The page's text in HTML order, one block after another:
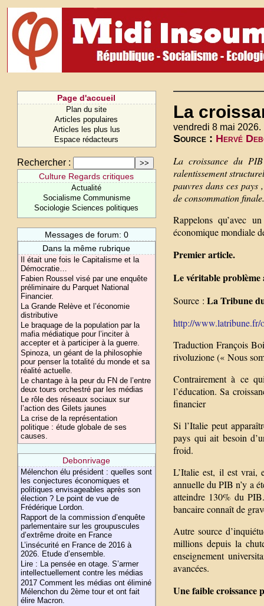
Page d'accueil
Plan du site
Articles populaires
Articles les plus lus
Espace rédacteurs
Rechercher :
Culture Regards critiques
Actualité
Socialisme Communisme
Sociologie Sciences politiques
Messages de forum: 0
Dans la même rubrique
Il était une fois le Capitalisme et la
Démocratie…
Fabien Roussel visé par une enquête
préliminaire du Parquet National
Financier.
La Grande Relève et l’économie
distributive
Le braquage de la population par la
mafia médiatique pour l’inciter à
accepter et à participer à la guerre.
Spinoza, un géant de la philosophie
pour penser la totalité du monde et sa
réalité actuelle.
Le chantage à la peur du FN de l’entre
deux tours orchestré par les médias
Le rôle des réseaux sociaux sur
l’action des Gilets jaunes
La crise de la représentation
politique : étude globale de ses
causes.
Debonrivage
Mélenchon élu président : quelles sont
les conjectures économiques et
politiques envisageables après son
élection ? Le point de vue de
Frédérique Lordon.
Rapport de la commission d’enquête
parlementaire sur les groupuscules
d’extrême droite en France
L’insécurité en France de 2016 à
2026. Etude d’ensemble.
Lire : La pensée en otage. S’armer
intellectuellement contre les médias
2017 Comment les médias ont éliminé
Mélenchon du 2ème tour et ont fait
élire Macron.
La
vendredi 8 mai 2026.
Source : Hervé
La croissance du
ralentissement
pauvres dans ces pays
de consommation
Rappelons qu’avec
économique mondiale
Premier article.
Le véritable problème
Source : La Tribune
http://www.latribune.fr/
Traduction François
rivoluzione (« Nous
Contrairement à ce
l’éducation. Sa
financier
Si l’Italie peut
pays qui ait besoin
froid.
L’Italie est, il est vrai,
annuelle du PIB n’y a
atteindre 130% du
bancaire connaît de
Autre source
millions depuis la
enseignement
avancées.
Une faible croissance